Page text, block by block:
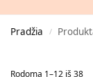
Pradžia /
Rodoma 1–12 iš 38